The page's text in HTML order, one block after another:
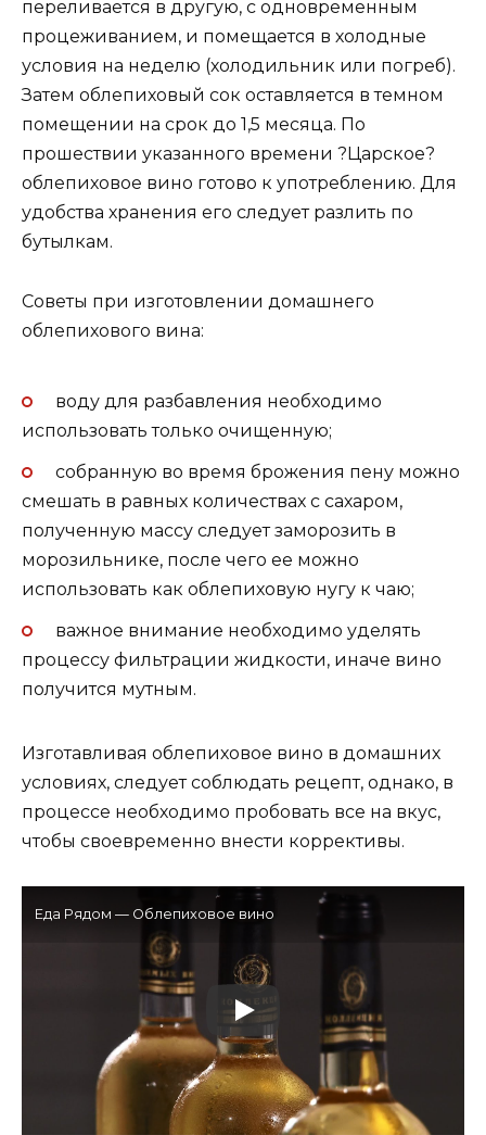
переливается в другую, с одновременным
процеживанием, и помещается в холодные
условия на неделю (холодильник или погреб).
Затем облепиховый сок оставляется в темном
помещении на срок до 1,5 месяца. По
прошествии указанного времени ?Царское?
облепиховое вино готово к употреблению. Для
удобства хранения его следует разлить по
бутылкам.
Советы при изготовлении домашнего
облепихового вина:
воду для разбавления необходимо
использовать только очищенную;
собранную во время брожения пену можно
смешать в равных количествах с сахаром,
полученную массу следует заморозить в
морозильнике, после чего ее можно
использовать как облепиховую нугу к чаю;
важное внимание необходимо уделять
процессу фильтрации жидкости, иначе вино
получится мутным.
Изготавливая облепиховое вино в домашних
условиях, следует соблюдать рецепт, однако, в
процессе необходимо пробовать все на вкус,
чтобы своевременно внести коррективы.
Еда Рядом — Облепиховое вино